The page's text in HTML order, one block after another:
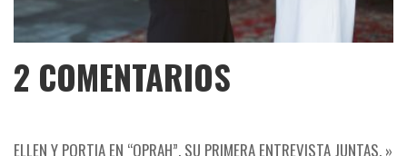
2 COMENTARIOS
ELLEN Y PORTIA EN “OPRAH”. SU PRIMERA ENTREVISTA JUNTAS. »